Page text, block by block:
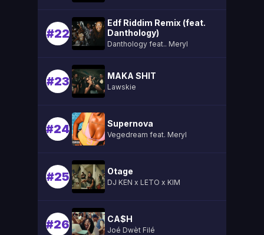
#22
Edf Riddim Remix (feat.
Danthology)
Danthology feat.. Meryl
#23 MAKA SHIT
Lawskie
#24 Supernova
Vegedream feat. Meryl
#25 Otage
DJ KEN x LETO x KIM
#26 CA$H
Joé Dwèt Filé